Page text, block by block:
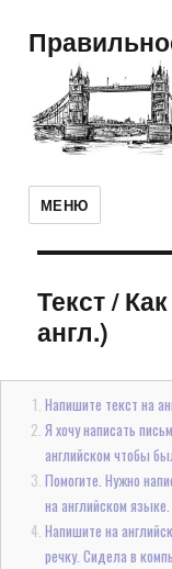
МЕНЮ
Текст/
англ.)
Напишите текст на
Я хочу написать
английском чтобы
Помогите. Нужно
на английском языке.
Напишите на
речку. Сидела в